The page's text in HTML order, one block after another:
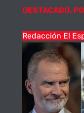
DESTACADO,
Redacción El